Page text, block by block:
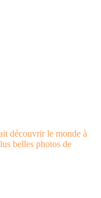
découvrir le monde à
belles photos de